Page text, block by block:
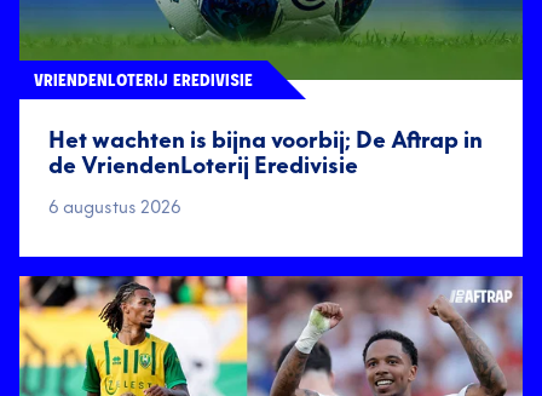
Het wachten is bijna voorbij; De Aftrap in
de VriendenLoterij Eredivisie
VRIENDENLOTERIJ EREDIVISIE
6 augustus 2026